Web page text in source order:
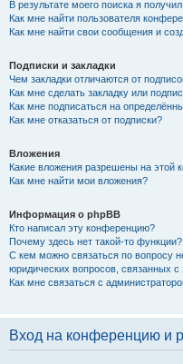
В результате моего поиска я
Как мне найти пользователя
Как мне найти свои сообщения и
Подписки и закладки
Чем закладки отличаются от
Как мне сделать закладку или
Как мне подписаться на
Как мне отказаться от подписки?
Вложения
Какие вложения разрешены на этой
Как мне найти мои вложения?
Информация о phpBB
Кто написал эту конференцию?
Почему здесь нет такой-то функции?
С кем можно связаться по вопросу
юридических вопросов, связанных
Как мне связаться с
Вход на конференцию и